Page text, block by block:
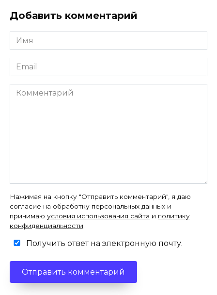
Добавить комментарий
Имя
*
Email
*
Комментарий
Нажимая на кнопку "Отправить комментарий", я даю
согласие на обработку персональных данных и
принимаю условия использования сайта и политику
конфиденциальности
Получить ответ на электронную почту.